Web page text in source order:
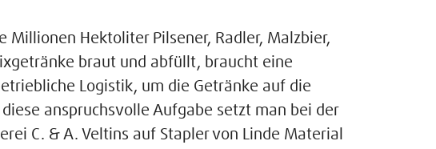
Millionen Hektoliter Pilsener, Radler, Malzbier,
braut und abfüllt, braucht eine
Logistik, um die Getränke auf die
anspruchsvolle Aufgabe setzt man bei der
C. & A. Veltins auf Stapler von Linde Material